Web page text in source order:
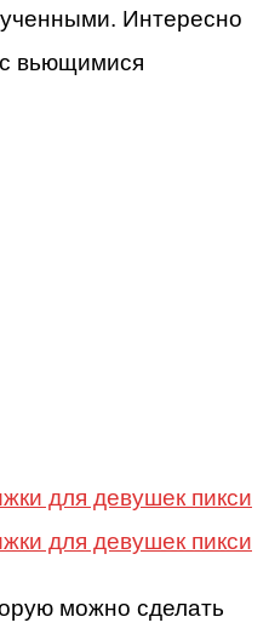
Интересно
вьющимися
можно сделать